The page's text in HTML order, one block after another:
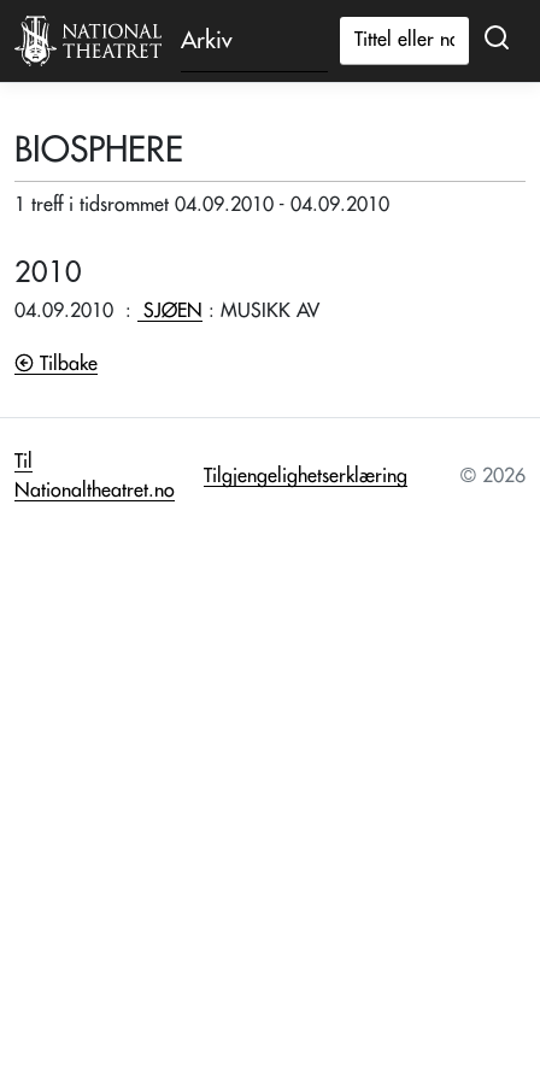
Arkiv
BIOSPHERE
1 treff i tidsrommet 04.09.2010 - 04.09.2010
2010
04.09.2010 : SJØEN : MUSIKK AV
Tilbake
Til
Nationaltheatret.no
Tilgjengelighetserklæring © 2026